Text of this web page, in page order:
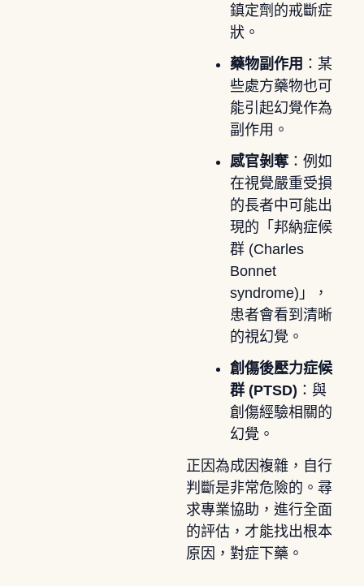
鎮定劑的戒斷症
狀。
藥物副作用 ：某
些處方藥物也可
能引起幻覺作為
副作用。
感官剝奪：例如
在視覺嚴重受損
的長者中可能出
現的「邦納症候
群 (Charles
Bonnet
syndrome)」，
患者會看到清晰
的視幻覺。
創傷後壓力症候
群 (PTSD) ：與
創傷經驗相關的
幻覺。
正因為成因複雜，自行
判斷是非常危險的。尋
求專業協助，進行全面
的評估，才能找出根本
原因，對症下藥。